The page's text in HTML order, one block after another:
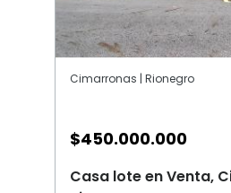
Cimarronas | Rionegro
$450.000.000
Casa lote en Venta,